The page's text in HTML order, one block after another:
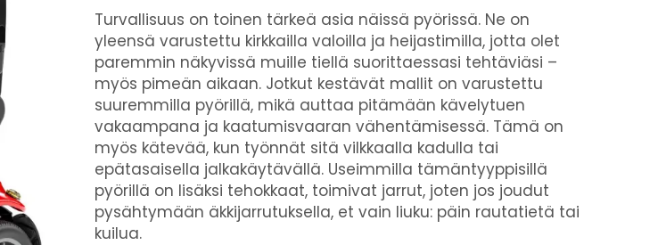
Turvallisuus on toinen tärkeä asia näissä pyörissä. Ne on
yleensä varustettu kirkkailla valoilla ja heijastimilla, jotta olet
paremmin näkyvissä muille tiellä suorittaessasi tehtäviäsi –
myös pimeän aikaan. Jotkut kestävät mallit on varustettu
suuremmilla pyörillä, mikä auttaa pitämään kävelytuen
vakaampana ja kaatumisvaaran vähentämisessä. Tämä on
myös kätevää, kun työnnät sitä vilkkaalla kadulla tai
epätasaisella jalkakäytävällä. Useimmilla tämäntyyppisillä
pyörillä on lisäksi tehokkaat, toimivat jarrut, joten jos joudut
pysähtymään äkkijarrutuksella, et vain liuku: päin rautatietä tai
kuilua.